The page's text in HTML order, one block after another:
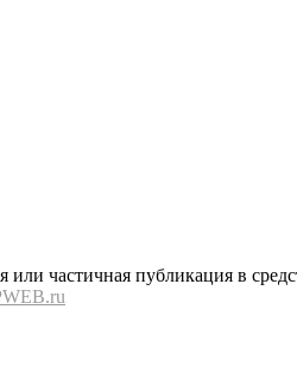
частичная публикация в